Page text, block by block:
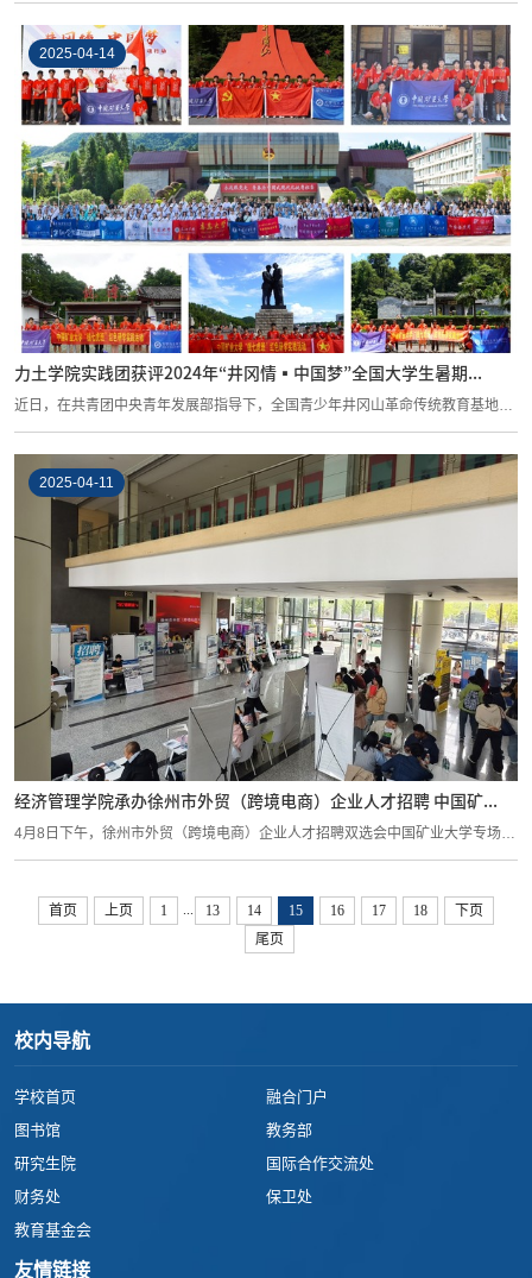
2025-04-14
力土学院实践团获评2024年“井冈情▪中国梦”全国大学生暑期...
近日，在共青团中央青年发展部指导下，全国青少年井冈山革命传统教育基地管
2025-04-11
经济管理学院承办徐州市外贸（跨境电商）企业人才招聘 中国矿...
4月8日下午，徐州市外贸（跨境电商）企业人才招聘双选会中国矿业大学专场在
首页 上页 1 ... 13 14 15 16 17 18
下页
尾页
校内导航
学校首页
融合门户
图书馆
教务部
研究生院
国际合作交流处
财务处
保卫处
教育基金会
友情链接